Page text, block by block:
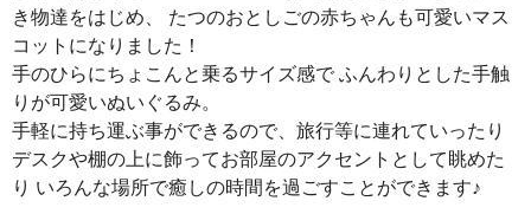
き物達をはじめ、 たつのおとしごの赤ちゃんも可愛いマス
コットになりました！
手のひらにちょこんと乗るサイズ感で ふんわりとした手触
りが可愛いぬいぐるみ。
手軽に持ち運ぶ事ができるので、旅行等に連れていったり
デスクや棚の上に飾ってお部屋のアクセントとして眺めた
り いろんな場所で癒しの時間を過ごすことができます♪